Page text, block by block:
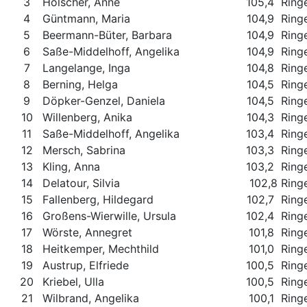
4
Güntmann, Maria
104,9
5
Beermann-Büter, Barbara
104,9
6
Saße-Middelhoff, Angelika
104,9
7
Langelange, Inga
104,8
8
Berning, Helga
104,5
9
Döpker-Genzel, Daniela
104,5
10
Willenberg, Anika
104,3
11
Saße-Middelhoff, Angelika
103,4
12
Mersch, Sabrina
103,3
13
Kling, Anna
103,2
14
Delatour, Silvia
102,8
15
Fallenberg, Hildegard
102,7
16
Großens-Wierwille, Ursula
102,4
17
Wörste, Annegret
101,8
18
Heitkemper, Mechthild
101,0
19
Austrup, Elfriede
100,5
20
Kriebel, Ulla
100,5
21
Wilbrand, Angelika 100,1